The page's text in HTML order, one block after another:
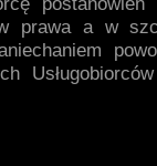
prawa a w